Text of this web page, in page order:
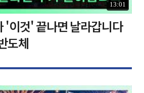
13:01
'이것' 끝나면 날라갑니다
도체